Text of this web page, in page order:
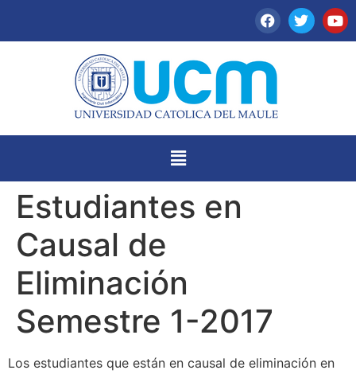
Estudiantes en
Causal de
Eliminación
Semestre 1-2017
Los estudiantes que están en causal de eliminación en